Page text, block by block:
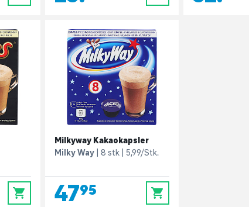
0
Milkyway Kakaokapsler
Milky Way
8 stk 5,99/Stk.
47,95 0